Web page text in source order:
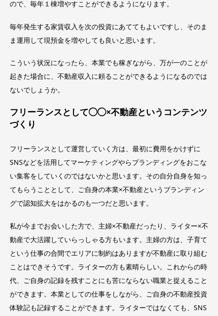
ので、毎年１棟増やすことができるようになります。
毎年発生する家賃収入を次の投資にあててもよいですし、そのま
ま運用して現預金を増やしても良いと思います。
こういう状況になったら、本業でも稼ぎながら、万が一のことが
起きた場合に、不動産収入に頼ることができるようになるのでは
ないでしょうか。
フリーランスとして◯◯×不動産というコンテンツ
づくり
フリーランスとして運営していく方は、最初に費用をかけずに
SNSなどを活用してマーケティングやらブランディングをおこな
い集客をしていくのではないかと思います。その自分自身を知っ
てもらうこととして、ご自身の本業×不動産というブランディン
グで認知拡大をはかるのも一つだと思います。
私が今までお会いした方で、主婦×不動産だったり、ライター×不
動産で大活躍していらっしゃる方もいます。主婦の方は、子育て
という仕事の合間でエリアに制約はありますが不動産に取り組む
ことはできそうです。ライターの方も素晴らしい。これからの時
代、ご自身の記録を残すことにも苦にならない職業と捉えること
ができます。本業としての仕事をしながら、ご自身の不動産投資
体験記も記録することができます。ライターではなくても、SNS